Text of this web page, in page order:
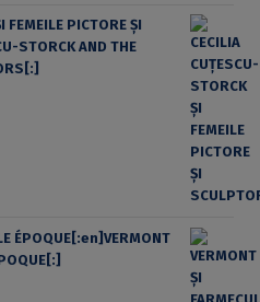
PICTORE ŞI
STORCK AND THE
ÉPOQUE[:en]VERMONT